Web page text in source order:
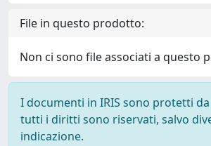
File in questo prodotto:
Non ci sono file associati a questo
I documenti in IRIS sono protetti
tutti i diritti sono riservati, salvo
indicazione.